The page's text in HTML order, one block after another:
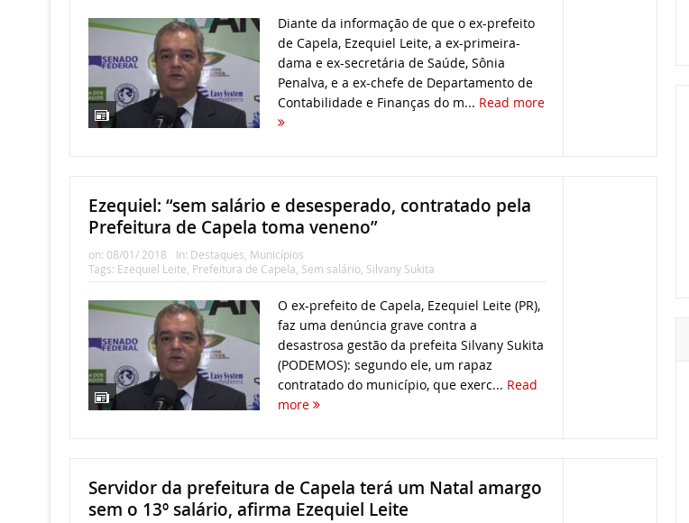
Diante da informação de que o ex-prefeito
de Capela, Ezequiel Leite, a ex-primeira-
dama e ex-secretária de Saúde, Sônia
Penalva, e a ex-chefe de Departamento de
Contabilidade e Finanças do m... Read more
Ezequiel: “sem salário e desesperado, contratado pela
Prefeitura de Capela toma veneno”
on: 08/01/ 2018 In: Destaques Municípios
Tags: Ezequiel Leite Prefeitura de Capela Sem salário, Silvany Sukita
O ex-prefeito de Capela, Ezequiel Leite (PR),
faz uma denúncia grave contra a
desastrosa gestão da prefeita Silvany Sukita
(PODEMOS): segundo ele, um rapaz
contratado do município, que exerc... Read
more
Servidor da prefeitura de Capela terá um Natal amargo
sem o 13º salário, afirma Ezequiel Leite